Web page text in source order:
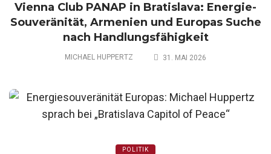
Vienna Club PANAP in Bratislava: Energie-
Souveränität, Armenien und Europas Suche
nach Handlungsfähigkeit
MICHAEL HUPPERTZ 31. MAI 2026
POLITIK